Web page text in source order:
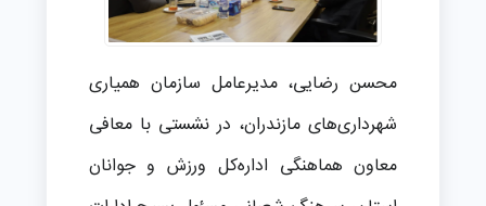
محسن رضایی، مدیرعامل سازمان همیاری
شهرداری‌های مازندران، در نشستی با معافی
معاون هماهنگی اداره‌کل ورزش و جوانان